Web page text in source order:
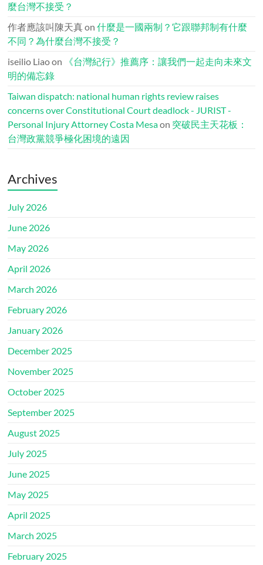
麼台灣不接受？
作者應該叫陳天真on什麼是一國兩制？它跟聯邦制有什麼
不同？為什麼台灣不接受？
iseilio Liaoon
《台灣紀行》推薦序：讓我們一起走向未來文
明的備忘錄
Taiwan dispatch: national human rights review raises
concerns over Constitutional Court deadlock - JURIST -
Personal Injury Attorney Costa Mesaon 突破民主天花板：
台灣政黨競爭極化困境的遠因
Archives
July 2026
June 2026
May 2026
April 2026
March 2026
February 2026
January 2026
December 2025
November 2025
October 2025
September 2025
August 2025
July 2025
June 2025
May 2025
April 2025
March 2025
February 2025